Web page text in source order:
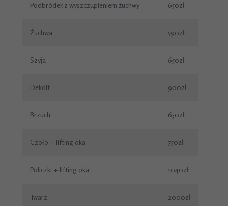
Podbródek z wyszczupleniem żuchwy 650zł
Żuchwa 590zł
Szyja 650zł
Dekolt 900zł
Brzuch 650zł
Czoło + lifting oka 750zł
Policzki + lifting oka 1040zł
Twarz 2000zł